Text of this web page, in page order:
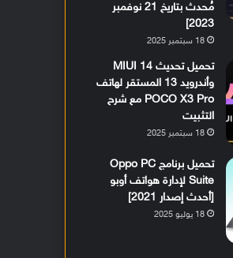
مُحدث بتاريخ 21 نوفمبر
2023]
18 سبتمبر 2025
تحميل تحديث MIUI 14
وأندرويد 13 المستقر لهاتف
POCO X3 Pro مع شرح
التثبيت
18 سبتمبر 2025
تحميل برنامج Oppo PC
Suite لإدارة هواتف أوبو
[أحدث إصدار 2021]
18 يوليو 2025